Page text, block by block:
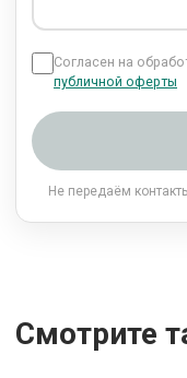
Согласен на
публичной оферты
Не передаём
Смотрите